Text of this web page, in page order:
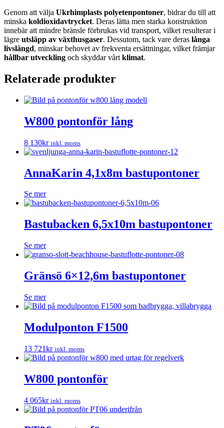
Genom att välja Ukrhimplasts polyetenpontoner, bidrar du till att
minska koldioxidavtrycket. Deras lätta men starka konstruktion
innebär att mindre bränsle förbrukas vid transport, vilket resulterar i
lägre utsläpp av växthusgaser. Dessutom, tack vare deras långa
livslängd, minskar behovet av frekventa ersättningar, vilket främjar
hållbar utveckling och skyddar vårt klimat.
Relaterade produkter
W800 pontonför lång
8 130kr inkl. moms
AnnaKarin 4,1x8m bastupontoner
Se mer
Bastubacken 6,5x10m bastupontoner
Se mer
Gränsö 6×12,6m bastupontoner
Se mer
Modulponton F1500
13 721kr inkl. moms
W800 pontonför
4 065kr inkl. moms